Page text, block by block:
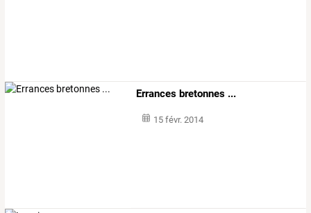
Errances bretonnes ...
15 févr. 2014